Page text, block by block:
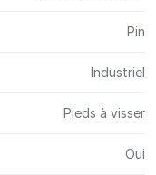
Pin
Industriel
Pieds à visser
Oui